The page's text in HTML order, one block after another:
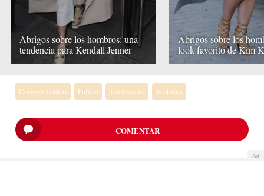
Abrigos sobre los hombros: una
tendencia para Kendall Jenner
Abrigos sobre los
look favorito de Kim
Complementos Faldas Tendencias Vestidos
COMENTAR
Ad